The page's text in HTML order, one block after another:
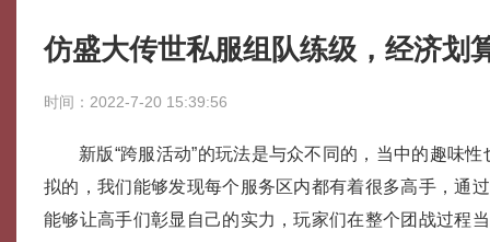
仿盛大传世私服组队练级，经济划
时间：2022-7-20 15:39:56
新版“跨服活动”的玩法是与众不同的，当中的趣味
拟的，我们能够发现每个服务区内都有着很多高手，通
能够让高手们彰显自己的实力，玩家们在整个团战过程